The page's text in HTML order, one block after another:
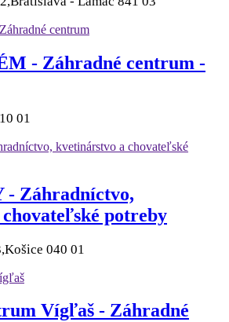
- Záhradné centrum -
01
Záhradníctvo,
potreby
040 01
Vígľaš - Záhradné